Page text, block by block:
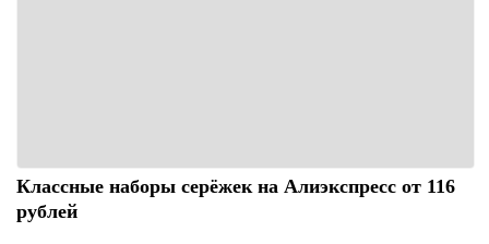
Классные наборы серёжек на Алиэкспресс от 116
рублей